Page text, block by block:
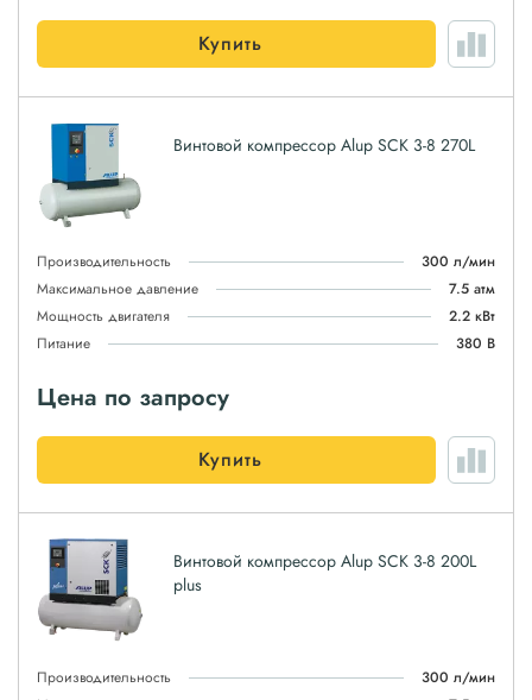
Купить
Винтовой компрессор Alup SCK 3-8 270L
Производительность
300 л/мин
Максимальное давление
7.5 атм
Мощность двигателя
2.2 кВт
Питание
380 В
Цена по запросу
Купить
Винтовой компрессор Alup SCK 3-8 200L
plus
Производительность
300 л/мин